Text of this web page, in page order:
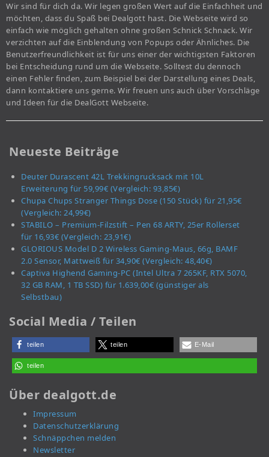
Wir sind für dich da. Wir legen großen Wert auf die Einfachheit und
möchten, dass du Spaß bei Dealgott hast. Die Webseite wird so
einfach wie möglich gehalten ohne großen Schnick Schnack. Wir
verzichten auf die Einblendung von Popups oder Ähnliches. Die
Benutzerfreundlichkeit ist für uns einer der wichtigsten Faktoren
bei Entscheidung rund um die Webseite. Solltest du dennoch
einen Fehler finden, zum Beispiel bei der Darstellung eines Deals,
dann kontaktiere uns gerne. Wir freuen uns auch über Vorschläge
und Ideen für die DealGott Webseite.
Neueste Beiträge
Deuter Durascent 42L Trekkingrucksack mit 10L
Erweiterung für 59,99€ (Vergleich: 93,85€)
Chupa Chups Stranger Things Dose (150 Stück) für 21,95€
(Vergleich: 24,99€)
STABILO – Premium-Filzstift – Pen 68 ARTY, 25er Rollerset
für 16,93€ (Vergleich: 23,91€)
GLORIOUS Model D 2 Wireless Gaming-Maus, 66g, BAMF
2.0 Sensor, Mattweiß für 34,90€ (Vergleich: 48,40€)
Captiva Highend Gaming-PC (Intel Ultra 7 265KF, RTX 5070,
32 GB RAM, 1 TB SSD) für 1.639,00€ (günstiger als
Selbstbau)
Social Media / Teilen
teilen teilen E-Mail
teilen
Über dealgott.de
Impressum
Datenschutzerklärung
Schnäppchen melden
Newsletter